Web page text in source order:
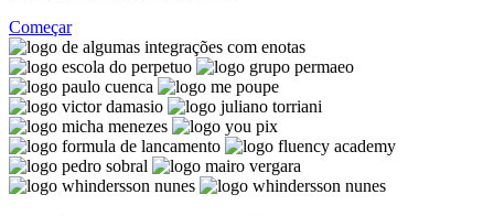
Começar